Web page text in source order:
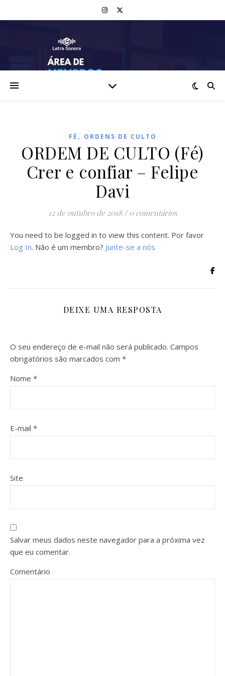
FÉ , ORDENS DE CULTO
ORDEM DE CULTO (Fé)
Crer e confiar – Felipe
Davi
12 de outubro de 2018 / 0 comentários
You need to be logged in to view this content. Por favor
Log In. Não é um membro? Junte-se a nós
DEIXE UMA RESPOSTA
O seu endereço de e-mail não será publicado. Campos
obrigatórios são marcados com *
Nome *
E-mail *
Site
Salvar meus dados neste navegador para a próxima vez
que eu comentar.
Comentário